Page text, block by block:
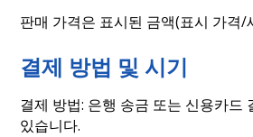
판매 가격은 표시된 금액(표시 가격/
결제 방법 및 시기
결제 방법: 은행 송금 또는 신용카드
있습니다.